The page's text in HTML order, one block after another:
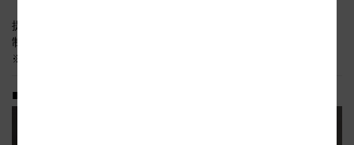
提供：株式会社DigiZ
制作＆配信：DentalismStudy
※2021年11月8日に実施されたライブ配信のアーカイブ動画です
■講師紹介